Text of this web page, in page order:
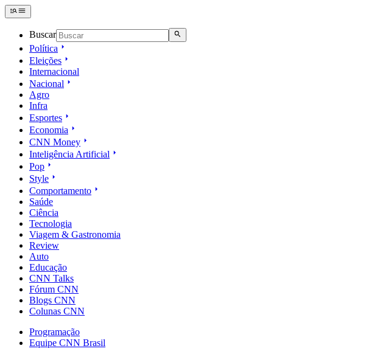
Buscar
Política
Eleições
Internacional
Nacional
Agro
Infra
Esportes
Economia
CNN Money
Inteligência Artificial
Pop
Style
Comportamento
Saúde
Ciência
Tecnologia
Viagem & Gastronomia
Review
Auto
Educação
CNN Talks
Fórum CNN
Blogs CNN
Colunas CNN
Programação
Equipe CNN Brasil